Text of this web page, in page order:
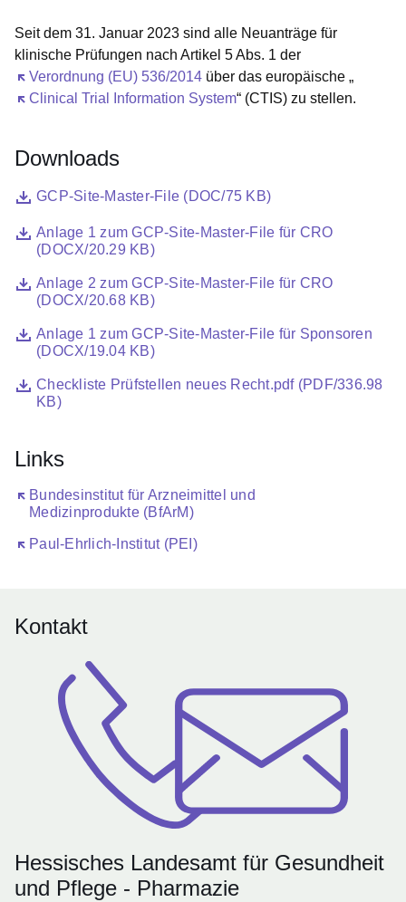
Seit dem 31. Januar 2023 sind alle Neuanträge für
klinische Prüfungen nach Artikel 5 Abs. 1 der
Verordnung (EU) 536/2014
Öffnet sich in einem neuen Fensterüber das europäische „
Clinical Trial Information System
Öffnet sich in einem neuen Fenster“ (CTIS) zu stellen.
Downloads
DateiGCP-Site-Master-File (DOC/75 KB)
Öffnet sich in einem neuen Fenster
DateiAnlage 1 zum GCP-Site-Master-File für CRO
(DOCX/20.29 KB)
Öffnet sich in einem neuen Fenster
DateiAnlage 2 zum GCP-Site-Master-File für CRO
(DOCX/20.68 KB)
Öffnet sich in einem neuen Fenster
DateiAnlage 1 zum GCP-Site-Master-File für Sponsoren
(DOCX/19.04 KB)
Öffnet sich in einem neuen Fenster
DateiCheckliste Prüfstellen neues Recht.pdf (PDF/336.98
KB)
Öffnet sich in einem neuen Fenster
Links
Bundesinstitut für Arzneimittel und
Medizinprodukte (BfArM)
Öffnet sich in einem neuen Fenster
Paul-Ehrlich-Institut (PEI)
Öffnet sich in einem neuen Fenster
Kontakt
Hessisches Landesamt für Gesundheit
und Pflege - Pharmazie